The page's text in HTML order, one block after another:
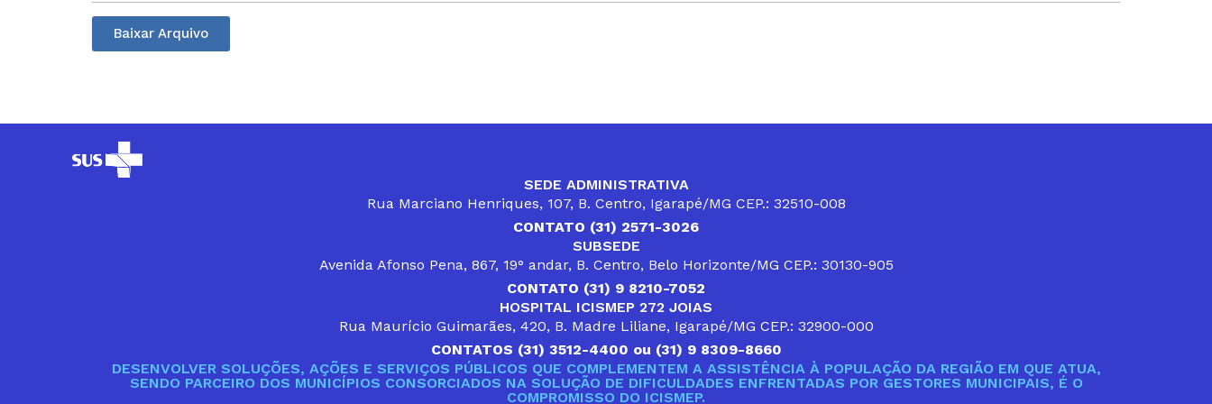
Baixar Arquivo
SEDE ADMINISTRATIVA
Rua Marciano Henriques, 107, B. Centro, Igarapé/MG CEP.: 32510-008
CONTATO (31) 2571-3026
SUBSEDE
Avenida Afonso Pena, 867, 19° andar, B. Centro, Belo Horizonte/MG CEP.: 30130-905
CONTATO (31) 9 8210-7052
HOSPITAL ICISMEP 272 JOIAS
Rua Maurício Guimarães, 420, B. Madre Liliane, Igarapé/MG CEP.: 32900-000
CONTATOS (31) 3512-4400 ou (31) 9 8309-8660
DESENVOLVER SOLUÇÕES, AÇÕES E SERVIÇOS PÚBLICOS QUE COMPLEMENTEM A ASSISTÊNCIA À POPULAÇÃO DA REGIÃO EM QUE ATUA,
SENDO PARCEIRO DOS MUNICÍPIOS CONSORCIADOS NA SOLUÇÃO DE DIFICULDADES ENFRENTADAS POR GESTORES MUNICIPAIS, É O
COMPROMISSO DO ICISMEP.